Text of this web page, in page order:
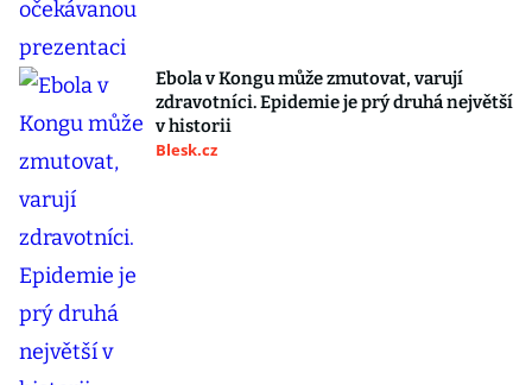
Ebola v Kongu může zmutovat, varují
zdravotníci. Epidemie je prý druhá největší
v historii
Blesk.cz